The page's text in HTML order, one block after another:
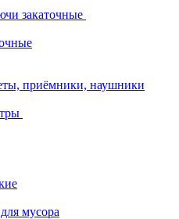
закаточные
приёмники, наушники
мусора